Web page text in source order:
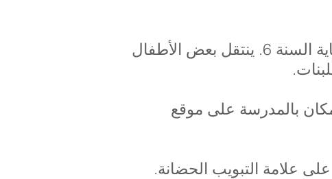
ينتقل أطفال مدرسة بريوري الابتدائية في الغالب إلى كلفن هول في نهاية السنة 6. ينتقل بعض الأطفال
بالمدرسة على موقع
علامة التبويب الحضانة.